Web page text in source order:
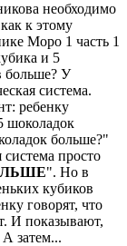
необходимо
к этому
Моро 1 часть 1
и 5
больше? У
система.
ребенку
шоколадок
больше?"
просто
". Но в
кубиков
говорят, что
И показывают,
затем...